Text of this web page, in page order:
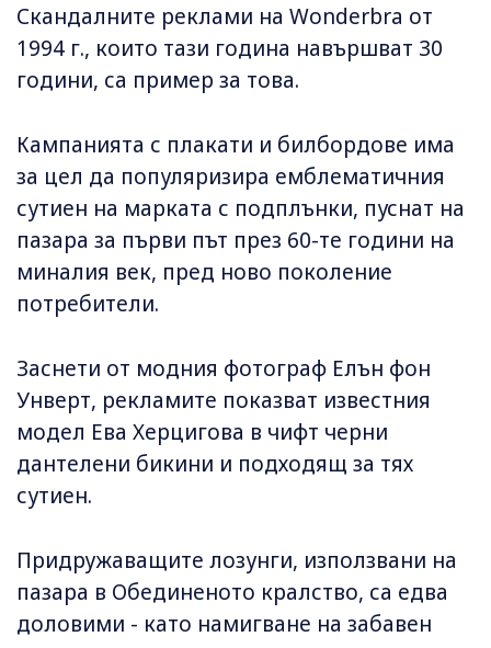
Скандалните реклами на Wonderbra от
1994 г., които тази година навършват 30
години, са пример за това.
Кампанията с плакати и билбордове има
за цел да популяризира емблематичния
сутиен на марката с подплънки, пуснат на
пазара за първи път през 60-те години на
миналия век, пред ново поколение
потребители.
Заснети от модния фотограф Елън фон
Унверт, рекламите показват известния
модел Ева Херцигова в чифт черни
дантелени бикини и подходящ за тях
сутиен.
Придружаващите лозунги, използвани на
пазара в Обединеното кралство, са едва
доловими - като намигване на забавен